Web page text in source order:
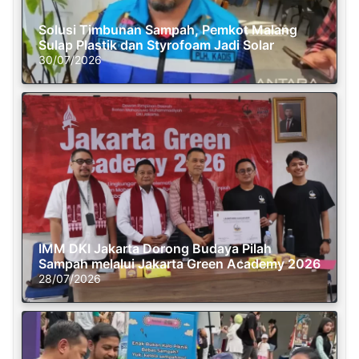
Solusi Timbunan Sampah, Pemkot Malang
Sulap Plastik dan Styrofoam Jadi Solar
30/07/2026
IMM DKI Jakarta Dorong Budaya Pilah
Sampah melalui Jakarta Green Academy 2026
28/07/2026